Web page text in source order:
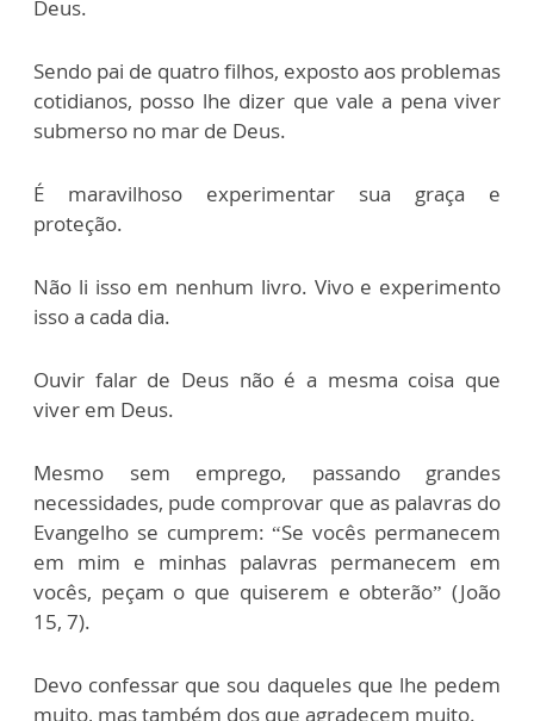
Deus.
Sendo pai de quatro filhos, exposto aos problemas
cotidianos, posso lhe dizer que vale a pena viver
submerso no mar de Deus.
É maravilhoso experimentar sua graça e
proteção.
Não li isso em nenhum livro. Vivo e experimento
isso a cada dia.
Ouvir falar de Deus não é a mesma coisa que
viver em Deus.
Mesmo sem emprego, passando grandes
necessidades, pude comprovar que as palavras do
Evangelho se cumprem: “Se vocês permanecem
em mim e minhas palavras permanecem em
vocês, peçam o que quiserem e obterão” (João
15, 7).
Devo confessar que sou daqueles que lhe pedem
muito, mas também dos que agradecem muito.